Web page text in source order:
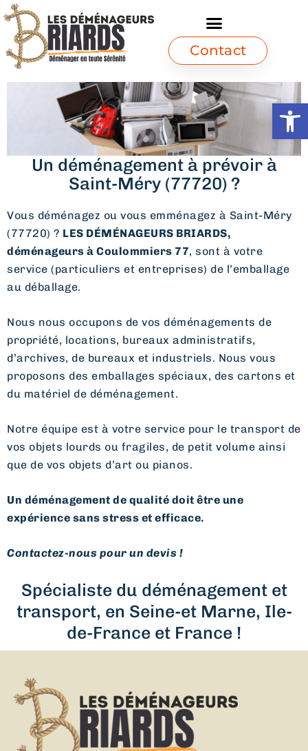
Ouvrir
Contact
Un déménagement à prévoir à
Saint-Méry (77720) ?
Vous déménagez ou vous emménagez à Saint-Méry
(77720) ? LES DÉMÉNAGEURS BRIARDS,
déménageurs à Coulommiers 77, sont à votre
service (particuliers et entreprises) de l’emballage
au déballage.
Nous nous occupons de vos déménagements de
propriété, locations, bureaux administratifs,
d’archives, de bureaux et industriels. Nous vous
proposons des emballages spéciaux, des cartons et
du matériel de déménagement.
Notre équipe est à votre service pour le transport de
vos objets lourds ou fragiles, de petit volume ainsi
que de vos objets d’art ou pianos.
Un déménagement de qualité doit être une
expérience sans stress et efficace.
Contactez-nous pour un devis !
Spécialiste du déménagement et
transport, en Seine-et Marne, Ile-
de-France et France !